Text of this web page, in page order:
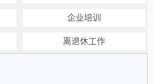
企业培训
离退休工作